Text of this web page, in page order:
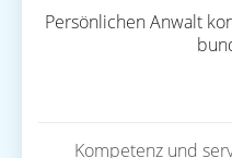
Persönlichen Anwalt
Kompetenz und